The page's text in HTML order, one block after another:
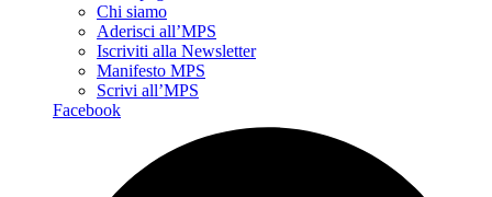
Chi siamo
Aderisci all’MPS
Iscriviti alla Newsletter
Manifesto MPS
Scrivi all’MPS
Facebook